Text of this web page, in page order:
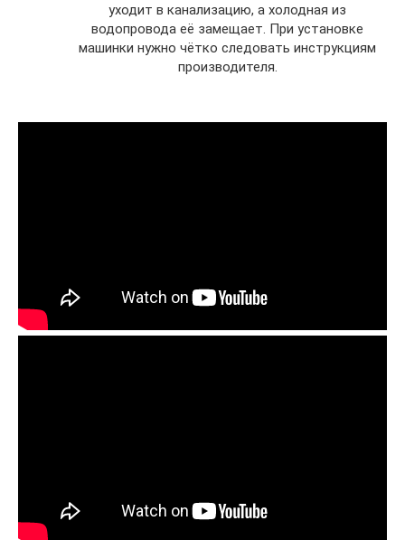
уходит в канализацию, а холодная из
водопровода её замещает. При установке
машинки нужно чётко следовать инструкциям
производителя.